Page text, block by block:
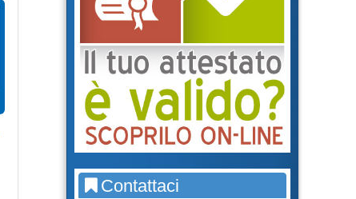
Contattaci